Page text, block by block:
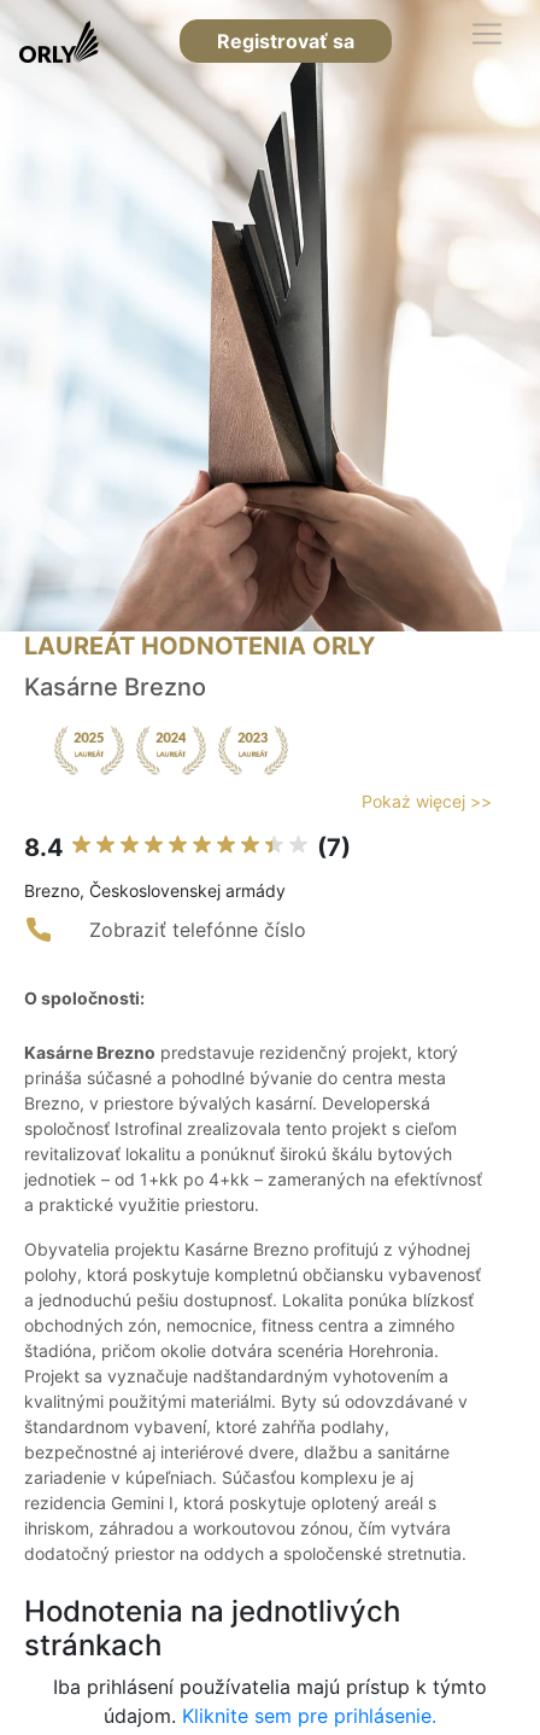
Registrovať sa
LAUREÁT HODNOTENIA ORLY
Kasárne Brezno
Pokaż więcej >>
8.4 (7)
Brezno, Československej armády
Zobraziť telefónne číslo
O spoločnosti:
Kasárne Brezno predstavuje rezidenčný projekt, ktorý
prináša súčasné a pohodlné bývanie do centra mesta
Brezno, v priestore bývalých kasární. Developerská
spoločnosť Istrofinal zrealizovala tento projekt s cieľom
revitalizovať lokalitu a ponúknuť širokú škálu bytových
jednotiek – od 1+kk po 4+kk – zameraných na efektívnosť
a praktické využitie priestoru.
Obyvatelia projektu Kasárne Brezno profitujú z výhodnej
polohy, ktorá poskytuje kompletnú občiansku vybavenosť
a jednoduchú pešiu dostupnosť. Lokalita ponúka blízkosť
obchodných zón, nemocnice, fitness centra a zimného
štadióna, pričom okolie dotvára scenéria Horehronia.
Projekt sa vyznačuje nadštandardným vyhotovením a
kvalitnými použitými materiálmi. Byty sú odovzdávané v
štandardnom vybavení, ktoré zahŕňa podlahy,
bezpečnostné aj interiérové dvere, dlažbu a sanitárne
zariadenie v kúpeľniach. Súčasťou komplexu je aj
rezidencia Gemini I, ktorá poskytuje oplotený areál s
ihriskom, záhradou a workoutovou zónou, čím vytvára
dodatočný priestor na oddych a spoločenské stretnutia.
Hodnotenia na jednotlivých
stránkach
Iba prihlásení používatelia majú prístup k týmto
údajom. Kliknite sem pre prihlásenie.